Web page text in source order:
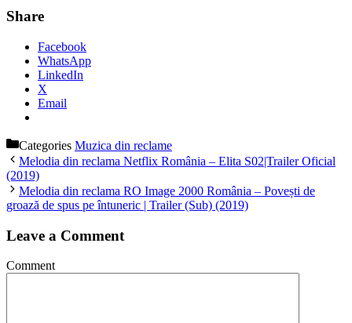
Share
Facebook
WhatsApp
LinkedIn
X
Email
Categories Muzica din reclame
Melodia din reclama Netflix România – Elita S02|Trailer Oficial
(2019)
Melodia din reclama RO Image 2000 România – Povești de
groază de spus pe întuneric | Trailer (Sub) (2019)
Leave a Comment
Comment